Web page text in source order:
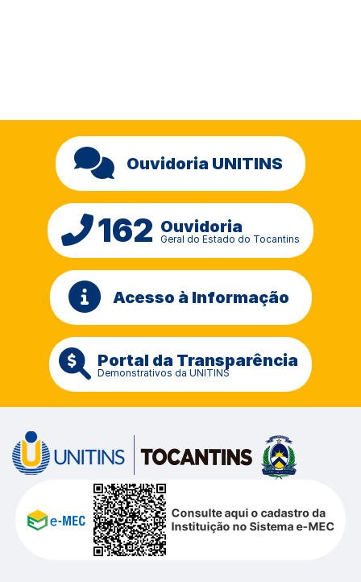
Ouvidoria UNITINS
162 Ouvidoria
Geral do Estado do Tocantins
Acesso à Informação
Portal da Transparência
Demonstrativos da UNITINS